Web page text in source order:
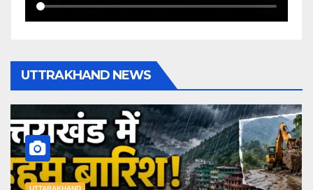
UTTRAKHAND NEWS
UTTARAKHAND